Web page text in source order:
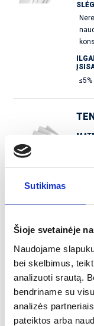
Sutikimas
Šioje svetainėje
Naudojame
bei skelbimus,
analizuoti srautą.
bendriname su
analizės
pateiktos arba
≤5%